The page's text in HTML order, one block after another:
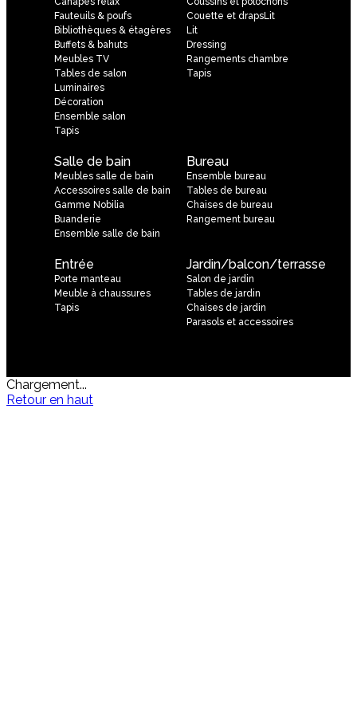
Fauteuils & poufs
Bibliothèques & étagères
Buffets & bahuts
Meubles TV
Tables de salon
Luminaires
Décoration
Ensemble salon
Tapis
Couette et drapsLit
Lit
Dressing
Rangements chambre
Tapis
Salle de bain
Meubles salle de bain
Accessoires salle de bain
Gamme Nobilia
Buanderie
Ensemble salle de bain
Bureau
Ensemble bureau
Tables de bureau
Chaises de bureau
Rangement bureau
Entrée
Porte manteau
Meuble à chaussures
Tapis
Jardin/balcon/terrasse
Salon de jardin
Tables de jardin
Chaises de jardin
Parasols et accessoires
Chargement...
Retour en haut